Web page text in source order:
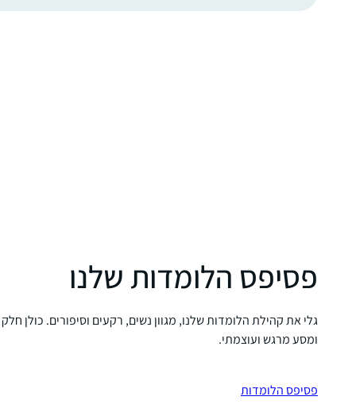
פסיפס הלומדות שלנו
גלי את קהילת הלומדות שלנו, מגוון נשים, רקעים וסיפורים. כולן
ומסע מרגש ועוצמתי.
פסיפס הלומדות